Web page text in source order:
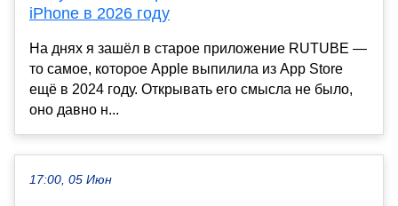
iPhone в 2026 году
На днях я зашёл в старое приложение RUTUBE —
то самое, которое Apple выпилила из App Store
ещё в 2024 году. Открывать его смысла не было,
оно давно н...
17:00, 05 Июн